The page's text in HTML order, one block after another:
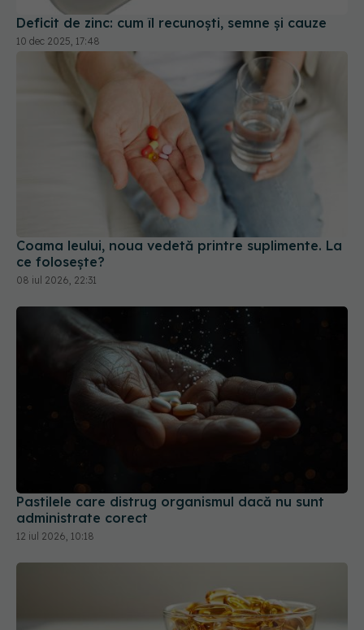
Deficit de zinc: cum îl recunoști, semne și cauze
10 dec 2025, 17:48
Coama leului, noua vedetă printre suplimente. La
ce folosește?
08 iul 2026, 22:31
Pastilele care distrug organismul dacă nu sunt
administrate corect
12 iul 2026, 10:18